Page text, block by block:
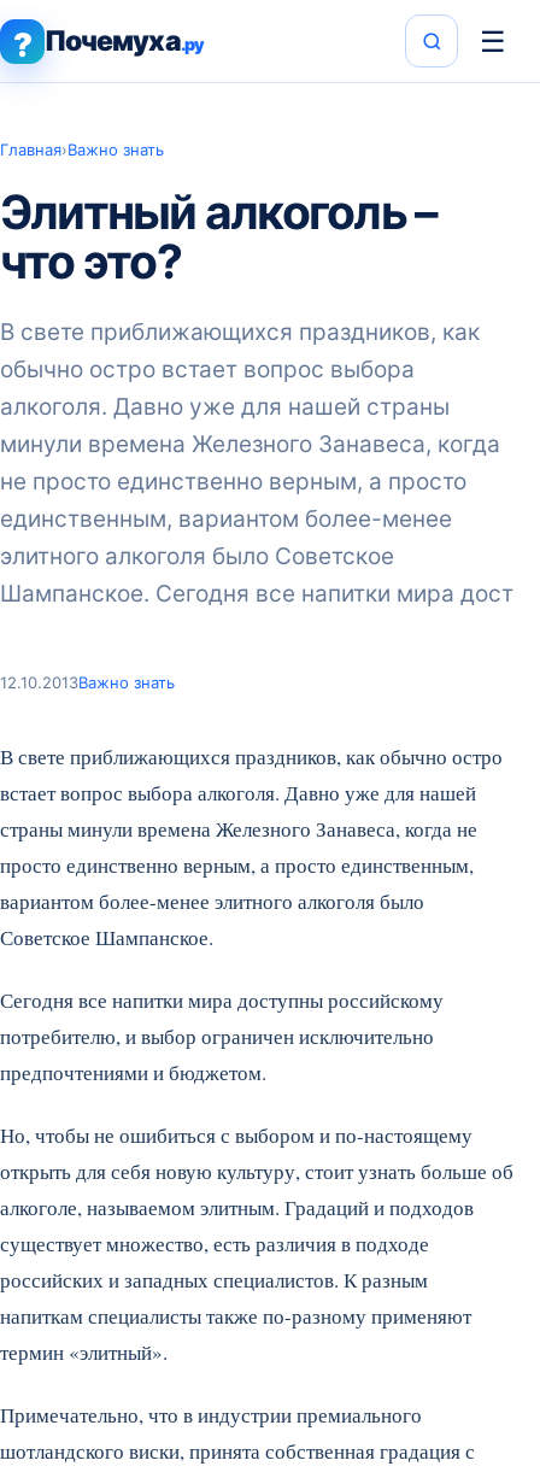
? Почемуха.ру ☰
Главная›Важно знать
Элитный алкоголь –
что это?
В свете приближающихся праздников, как
обычно остро встает вопрос выбора
алкоголя. Давно уже для нашей страны
минули времена Железного Занавеса, когда
не просто единственно верным, а просто
единственным, вариантом более-менее
элитного алкоголя было Советское
Шампанское. Сегодня все напитки мира дост
12.10.2013Важно знать
В свете приближающихся праздников, как обычно остро
встает вопрос выбора алкоголя. Давно уже для нашей
страны минули времена Железного Занавеса, когда не
просто единственно верным, а просто единственным,
вариантом более-менее элитного алкоголя было
Советское Шампанское.
Сегодня все напитки мира доступны российскому
потребителю, и выбор ограничен исключительно
предпочтениями и бюджетом.
Но, чтобы не ошибиться с выбором и по-настоящему
открыть для себя новую культуру, стоит узнать больше об
алкоголе, называемом элитным. Градаций и подходов
существует множество, есть различия в подходе
российских и западных специалистов. К разным
напиткам специалисты также по-разному применяют
термин «элитный».
Примечательно, что в индустрии премиального
шотландского виски, принята собственная градация с